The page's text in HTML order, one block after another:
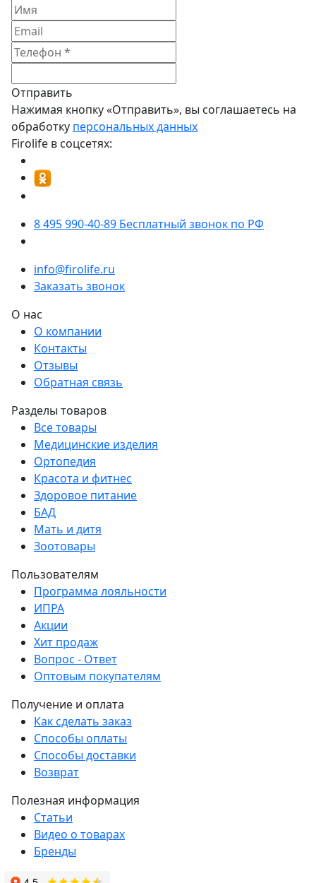
Отправить
Нажимая кнопку «Отправить», вы соглашаетесь на
обработку персональных данных
Firolife в соцсетях:
8 495 990-40-89 Бесплатный звонок по РФ
info@firolife.ru
Заказать звонок
О нас
О компании
Контакты
Отзывы
Обратная связь
Разделы товаров
Все товары
Медицинские изделия
Ортопедия
Красота и фитнес
Здоровое питание
БАД
Мать и дитя
Зоотовары
Пользователям
Программа лояльности
ИПРА
Акции
Хит продаж
Вопрос - Ответ
Оптовым покупателям
Получение и оплата
Как сделать заказ
Способы оплаты
Способы доставки
Возврат
Полезная информация
Статьи
Видео о товарах
Бренды